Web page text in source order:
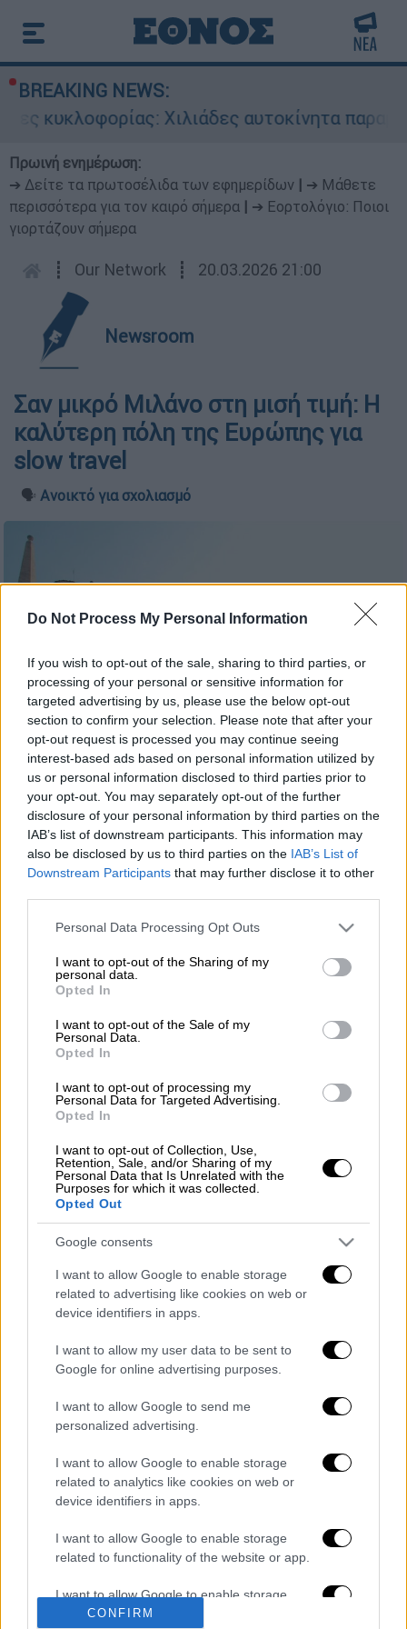
Do Not Process My Personal Information
If you wish to opt-out of the sale, sharing to third parties, or
processing of your personal or sensitive information for
targeted advertising by us, please use the below opt-out
section to confirm your selection. Please note that after your
opt-out request is processed you may continue seeing
interest-based ads based on personal information utilized by
us or personal information disclosed to third parties prior to
your opt-out. You may separately opt-out of the further
disclosure of your personal information by third parties on the
IAB’s list of downstream participants. This information may
also be disclosed by us to third parties on the IAB’s List of
Downstream Participants that may further disclose it to other
Please note that this website/app uses one or more Google
not limited to your visit or usage behaviour. You may click to
grant or deny consent to Google and its third-party tags to
use your data for below specified purposes in below Google
consent section.
Personal Data Processing Opt Outs
I want to opt-out of the Sharing of my
personal data.
Opted In
I want to opt-out of the Sale of my
Personal Data.
Opted In
I want to opt-out of processing my
Personal Data for Targeted Advertising.
Opted In
I want to opt-out of Collection, Use,
Retention, Sale, and/or Sharing of my
Personal Data that Is Unrelated with the
Purposes for which it was collected.
Opted Out
Google consents
I want to allow Google to enable storage
related to advertising like cookies on web or
device identifiers in apps.
I want to allow my user data to be sent to
Google for online advertising purposes.
I want to allow Google to send me
personalized advertising.
I want to allow Google to enable storage
related to analytics like cookies on web or
device identifiers in apps.
I want to allow Google to enable storage
related to functionality of the website or app.
I want to allow Google to enable storage
related to personalization.
CONFIRM
BREAKING NEWS:
κυκλοφορίας: Χιλιάδες αυτοκίνητα
Πρωινή ενημέρωση:
➔ Δείτε τα πρωτοσέλιδα των εφημερίδων
➔ Μάθετε
περισσότερα για τον καιρό σήμερα
➔ Εορτολόγιο: Ποιοι
γιορτάζουν σήμερα
┋ Our Network ┋ 20.03.2026 21:00
Newsroom
Σαν μικρό Μιλάνο στη μισή τιμή: Η
καλύτερη πόλη της Ευρώπης για
slow travel
🗣️ Ανοικτό για σχολιασμό
Προσθέστε το ΕΘΝΟΣ στη Google
Μια ευρωπαϊκή πόλη που άφησε πίσω της
ένα βαρύ παρελθόν επιστρέφει δυναμικά στο
προσκήνιο και κερδίζει θέση ανάμεσα στους
ατμόσφαιρα, οι εικόνες και όσα προσφέρει
δημιουργούν μια εμπειρία που συζητιέται
ήδη πολύ.
Διαβάστε εδώ
εντυπώσεις φέτος.
Τα σχολιά σας δημοσιεύονται άμεσα με δική σας ευθύνη. Το
ΕΘΝΟΣ θα παρεμβαίνει και τα προσβλητικά σχόλια θα
διαγράφονται
καταχώρηση
Διαβάστε ακόμη
«Στέρεψε» η αγορά από πινακίδες
κυκλοφορίας: Χιλιάδες αυτοκίνητα
παραμένουν αταξινόμητα - Λύση αναζητά
το υπουργείο
Στη φυλακή ο δήμαρχος Στυλίδας και άλλα
δύο άτομα για τη φωτιά στη Βοιωτία
Επιστροφή στο μέλλον; Τα υπερηχητικά